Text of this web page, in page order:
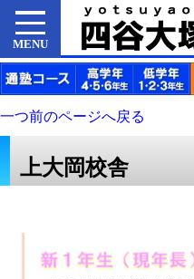
MENU
一つ前のページへ戻る
上大岡校舎